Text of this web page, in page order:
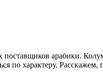
арабики.
по характеру.